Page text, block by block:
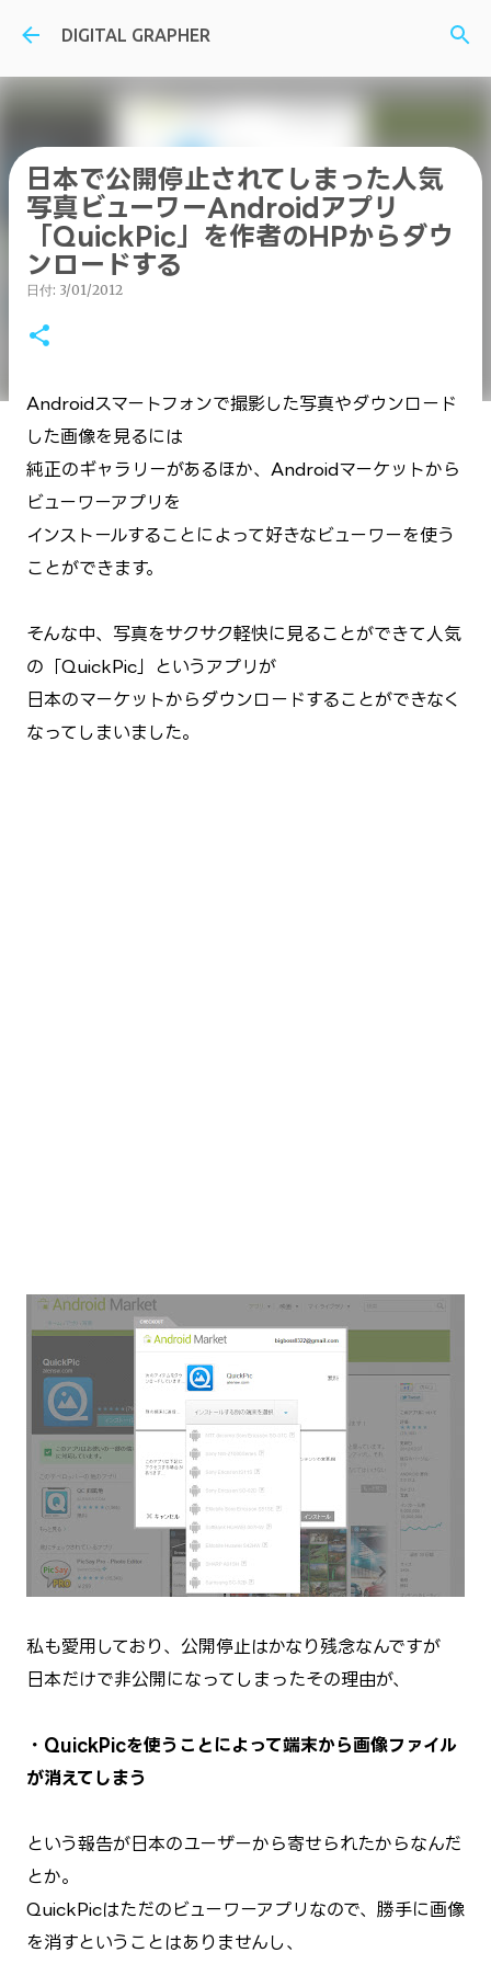
スキップしてメイン コンテンツに移動
DIGITAL GRAPHER
日本で公開停止されてしまった人気
写真ビューワーAndroidアプリ
「QuickPic」を作者のHPからダウ
ンロードする
日付: 3/01/2012
Androidスマートフォンで撮影した写真やダウンロード
した画像を見るには
純正のギャラリーがあるほか、Androidマーケットから
ビューワーアプリを
インストールすることによって好きなビューワーを使う
ことができます。
そんな中、写真をサクサク軽快に見ることができて人気
の「QuickPic」というアプリが
日本のマーケットからダウンロードすることができなく
なってしまいました。
私も愛用しており、公開停止はかなり残念なんですが
日本だけで非公開になってしまったその理由が、
・QuickPicを使うことによって端末から画像ファイル
が消えてしまう
という報告が日本のユーザーから寄せられたからなんだ
とか。
QuickPicはただのビューワーアプリなので、勝手に画像
を消すということはありませんし、